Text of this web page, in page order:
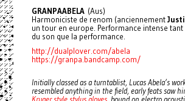
GRANPAABELA(Aus)
Harmoniciste de renom (anciennement
un tour en europe. Performance intense
du son que la performance.
http://dualplover.com/abela
https://granpa.bandcamp.com/
Initially classed as a turntablist, Lucas Abela’s
resembled anything in the field, early feats saw